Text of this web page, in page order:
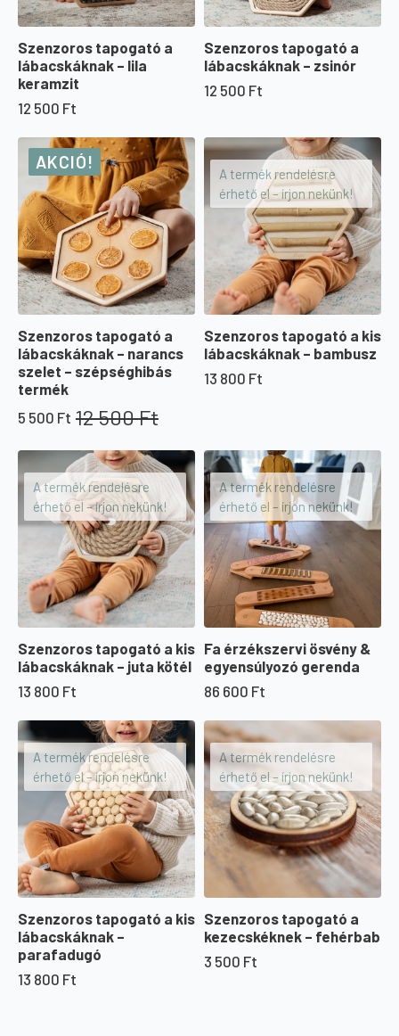
Szenzoros tapogató a
lábacskáknak – lila
keramzit
12 500 Ft
Szenzoros tapogató a
lábacskáknak – zsinór
12 500 Ft
AKCIÓ!
Szenzoros tapogató a
lábacskáknak – narancs
szelet – szépséghibás
termék
12 500Ft
Original
was:
12
500 Ft.
5 500 Ft
Current
is:
5
500 Ft.
A termék rendelésre
érhető el – írjon nekünk!
Szenzoros tapogató a kis
lábacskáknak – bambusz
13 800 Ft
A termék rendelésre
érhető el – írjon nekünk!
Szenzoros tapogató a kis
lábacskáknak – juta kötél
13 800 Ft
A termék rendelésre
érhető el – írjon nekünk!
Fa érzékszervi ösvény &
egyensúlyozó gerenda
86 600 Ft
A termék rendelésre
érhető el – írjon nekünk!
Szenzoros tapogató a kis
lábacskáknak –
parafadugó
13 800 Ft
A termék rendelésre
érhető el – írjon nekünk!
Szenzoros tapogató a
kezecskéknek – fehérbab
3 500 Ft